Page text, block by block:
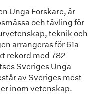
Unga Forskare, är
och tävling för
teknik och
arrangeras för 61a
rekord med 782
Sveriges Unga
av Sveriges mest
inom vetenskap.